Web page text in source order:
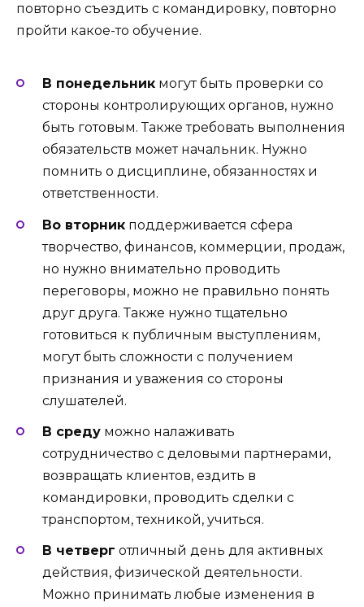
повторно съездить с командировку, повторно
пройти какое-то обучение.
В понедельник могут быть проверки со
стороны контролирующих органов, нужно
быть готовым. Также требовать выполнения
обязательств может начальник. Нужно
помнить о дисциплине, обязанностях и
ответственности.
Во вторник поддерживается сфера
творчество, финансов, коммерции, продаж,
но нужно внимательно проводить
переговоры, можно не правильно понять
друг друга. Также нужно тщательно
готовиться к публичным выступлениям,
могут быть сложности с получением
признания и уважения со стороны
слушателей.
В среду можно налаживать
сотрудничество с деловыми партнерами,
возвращать клиентов, ездить в
командировки, проводить сделки с
транспортом, техникой, учиться.
В четверг отличный день для активных
действия, физической деятельности.
Можно принимать любые изменения в